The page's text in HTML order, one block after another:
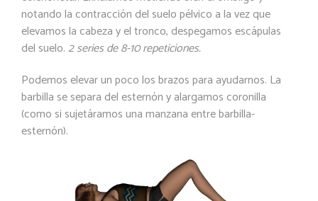
notando la contracción del suelo pélvico a la vez que
elevamos la cabeza y el tronco, despegamos escápulas
del suelo.2 series de 8-10 repeticiones.
Podemos elevar un poco los brazos para ayudarnos. La
barbilla se separa del esternón y alargamos coronilla
(como si sujetáramos una manzana entre barbilla-
esternón).